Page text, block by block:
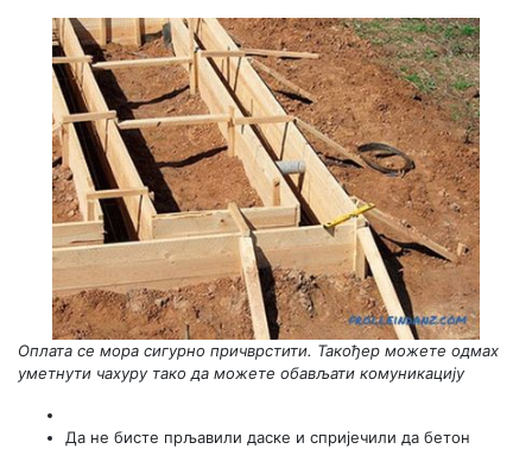
Оплата се мора сигурно причврстити. Такођер можете одмах
уметнути чахуру тако да можете обављати комуникацију
Да не бисте прљавили даске и спријечили да бетон